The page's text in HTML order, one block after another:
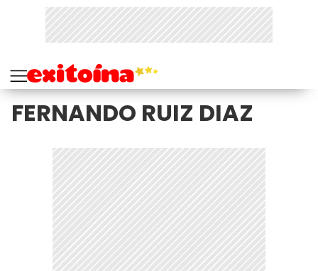
FERNANDO RUIZ DIAZ